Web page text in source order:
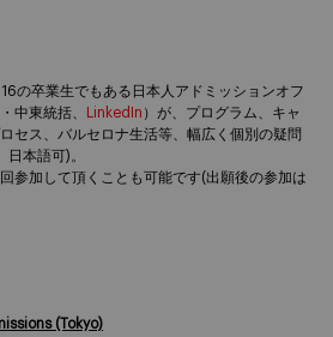
の卒業生でもある日本人アドミッションオフ
中東統括、
LinkedIn ）が、プログラム、キャ
セス、バルセロナ生活等、幅広く個別の疑問
本語可)。
参加して頂くことも可能です(出願後の参加は
(Tokyo)